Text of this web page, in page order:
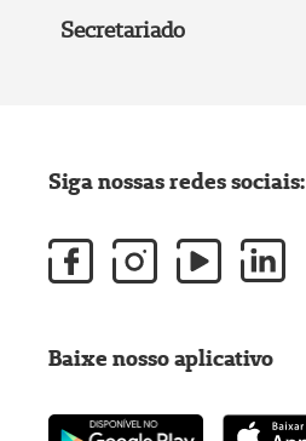
Secretariado
Siga nossas redes sociais:
Baixe nosso aplicativo